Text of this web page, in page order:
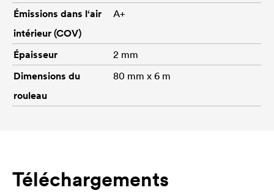
Émissions dans l‘air
intérieur (COV)
A+
Épaisseur
2 mm
Dimensions du
rouleau
80 mm x 6 m
Téléchargements